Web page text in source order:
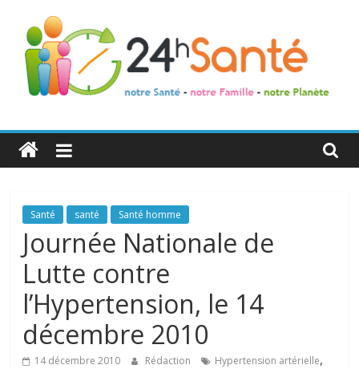
24h
Santé
La
santé
de
toute
famille
Santé santé Santé homme
Journée Nationale de
Lutte contre
l’Hypertension, le 14
décembre 2010
14 décembre 2010 Rédaction Hypertension artérielle,